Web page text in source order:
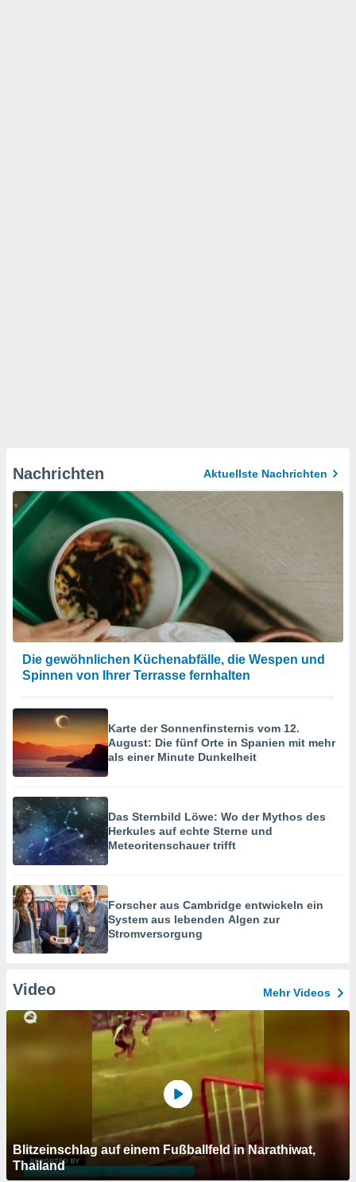
Nachrichten Aktuellste Nachrichten
Die gewöhnlichen Küchenabfälle, die Wespen und
Spinnen von Ihrer Terrasse fernhalten
Karte der Sonnenfinsternis vom 12.
August: Die fünf Orte in Spanien mit mehr
als einer Minute Dunkelheit
Das Sternbild Löwe: Wo der Mythos des
Herkules auf echte Sterne und
Meteoritenschauer trifft
Forscher aus Cambridge entwickeln ein
System aus lebenden Algen zur
Stromversorgung
Video Mehr Videos
Blitzeinschlag auf einem Fußballfeld in Narathiwat,
Thailand